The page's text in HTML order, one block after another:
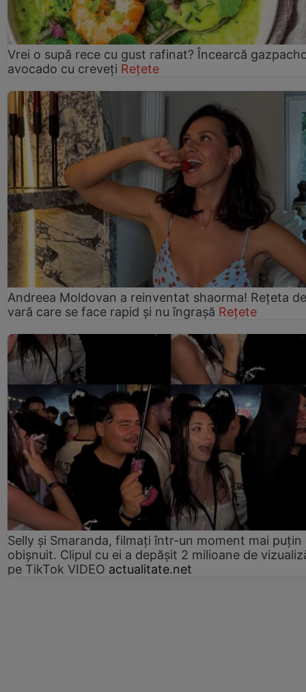
Vrei o supă rece cu gust rafinat? Încearcă
avocado cu creveți Rețete
Andreea Moldovan a reinventat shaorma! Rețeta de
vară care se face rapid și nu îngrașă Rețete
Selly și Smaranda, filmați într-un moment mai puțin
obișnuit. Clipul cu ei a depășit 2 milioane de
pe TikTok VIDEO actualitate.net